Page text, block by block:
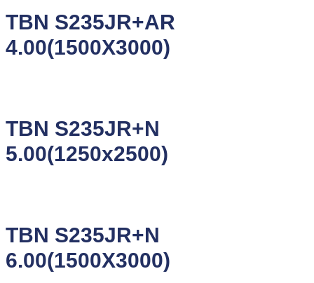
TBN S235JR+AR
4.00(1500X3000)
TBN S235JR+N
5.00(1250x2500)
TBN S235JR+N
6.00(1500X3000)